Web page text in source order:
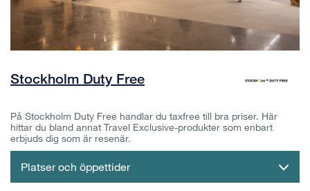
Stockholm Duty Free
På Stockholm Duty Free handlar du taxfree till bra priser. Här
hittar du bland annat Travel Exclusive-produkter som enbart
erbjuds dig som är resenär.
Platser och öppettider